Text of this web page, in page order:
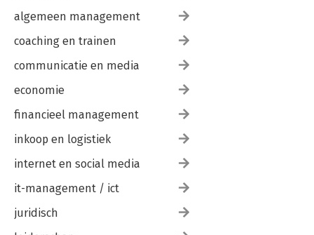
algemeen management
coaching en trainen
communicatie en media
economie
financieel management
inkoop en logistiek
internet en social media
it-management / ict
juridisch